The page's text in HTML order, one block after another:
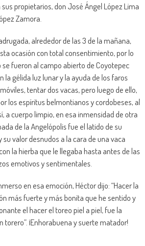
propietarios, don José Ángel López Lima
Zamora.
alrededor de las 3 de la mañana,
ocasión con total consentimiento, por lo
fueron al campo abierto de Coyotepec
la gélida luz lunar y la ayuda de los faros
tentar dos vacas, pero luego de ello,
los espíritus belmontianos y cordobeses, al
a cuerpo limpio, en esa inmensidad de otra
de la Angelópolis fue el latido de su
valor desnudos a la cara de una vaca
la hierba que le llegaba hasta antes de las
emotivos y sentimentales.
en esa emoción, Héctor dijo: “Hacer la
más fuerte y más bonita que he sentido y
el hacer el toreo piel a piel, fue la
¡Enhorabuena y suerte matador!